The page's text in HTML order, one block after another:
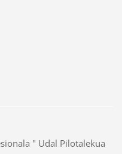
" Udal Pilotalekua